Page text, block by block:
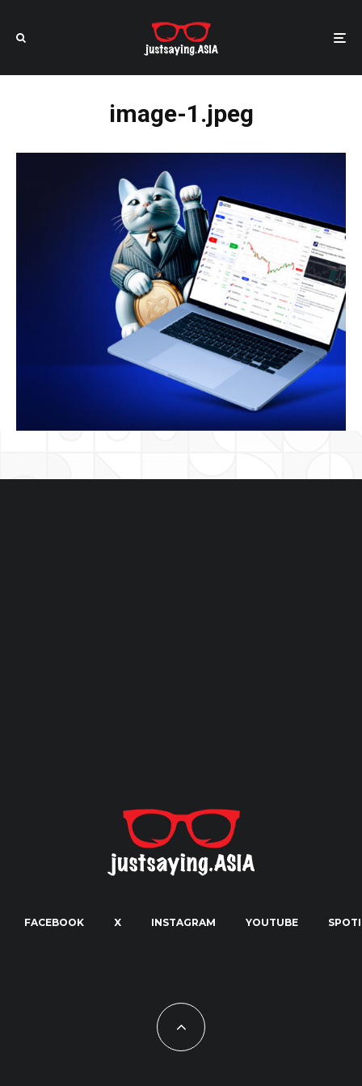
image-1.jpeg
FACEBOOK X INSTAGRAM YOUTUBE